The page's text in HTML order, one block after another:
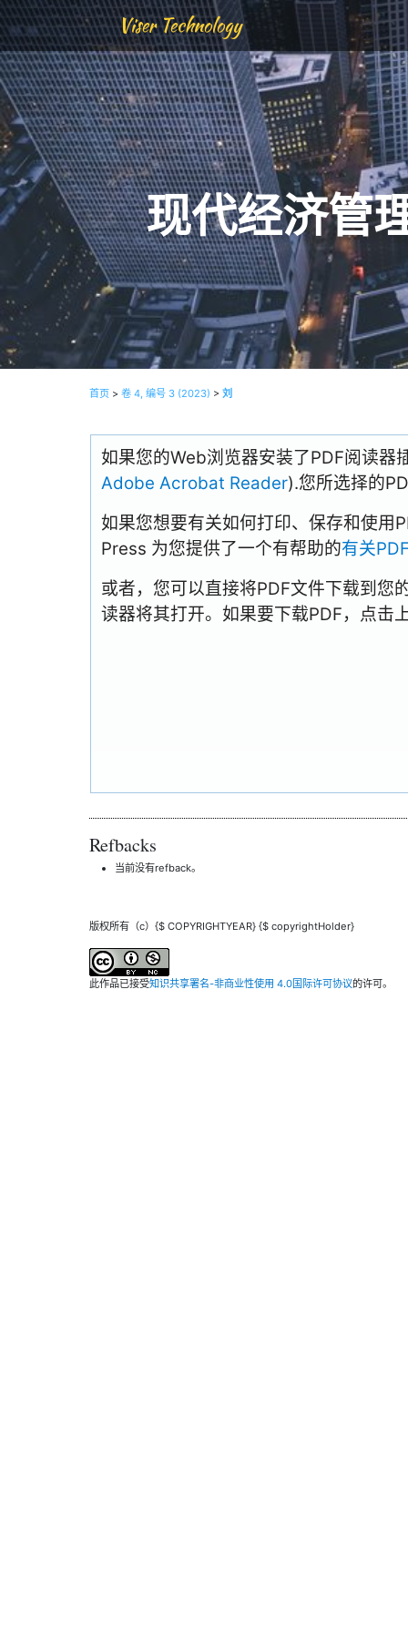
Viser Technology
现代经济管
首页 > 卷 4, 编号 3 (2023) > 刘
如果您的Web浏览器安装了PDF阅读器
Adobe Acrobat Reader).您所选择的
如果您想要有关如何打印、保存和使用
Press 为您提供了一个有帮助的有关
或者，您可以直接将PDF文件下载到您
读器将其打开。如果要下载PDF，点击
Refbacks
当前没有refback。
版权所有（c）{$ COPYRIGHTYEAR} {$ copyrightHolder}
此作品已接受知识共享署名-非商业性使用 4.0国际许可协议的许可。